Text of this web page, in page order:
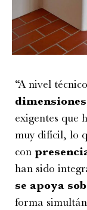
“A nivel
dimensiones
exigentes que
muy difícil, lo
con
han sido
se apoya
forma